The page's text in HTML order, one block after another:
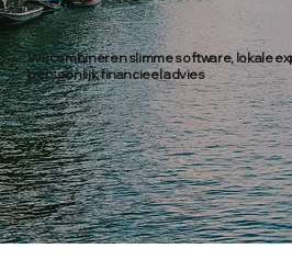
Wij combineren slimme software, lokale
persoonlijk financieel advies